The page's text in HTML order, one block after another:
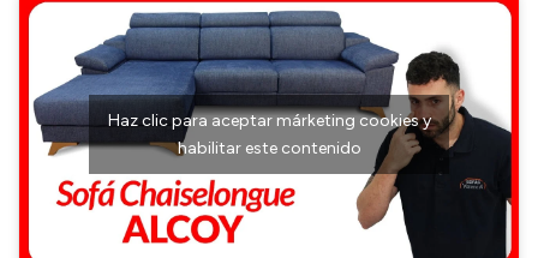
Haz clic para aceptar márketing cookies y
habilitar este contenido